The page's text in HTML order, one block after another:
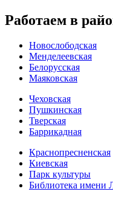
Работаем в
Новослободская
Менделеевская
Белорусская
Маяковская
Чеховская
Пушкинская
Тверская
Баррикадная
Краснопресненская
Киевская
Парк культуры
Библиотека имени